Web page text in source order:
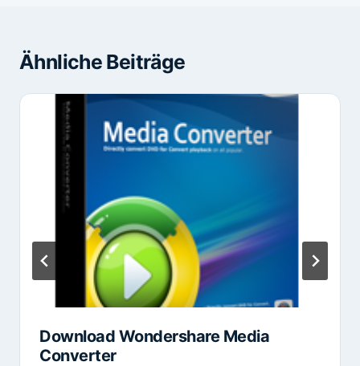
Ähnliche Beiträge
Download Wondershare Media
Converter